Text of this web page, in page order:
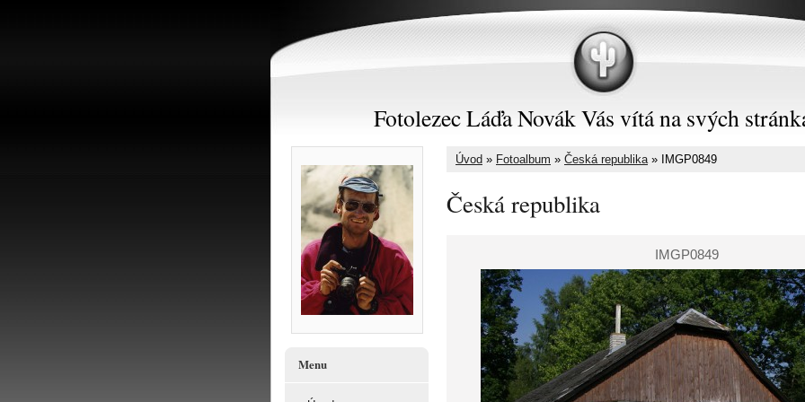
Fotolezec Láďa Novák Vás vítá na svých
Úvod » Fotoalbum » Česká republika» IMGP0849
Česká republika
IMGP0849
Menu